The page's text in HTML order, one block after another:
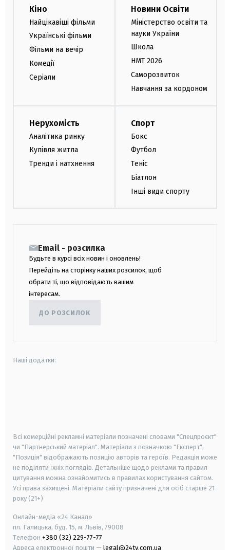
Кіно
Найцікавіші фільми
Українські фільми
Фільми на вечір
Комедії
Серіали
Новини Освіти
Міністерство освіти та
науки України
Школа
НМТ 2026
Саморозвиток
Навчання за кордоном
Нерухомість
Аналітика ринку
Купівля житла
Тренди і натхнення
Спорт
Бокс
Футбол
Теніс
Біатлон
Інші види спорту
Email - розсилка
Будьте в курсі всіх новин і оновлень!
Перейдіть на сторінку наших розсилок, щоб
обрати ті, що відповідають вашим
інтересам.
ДО РОЗСИЛОК
Наші додатки:
Всі комерційні рекламні матеріали позначені словами "Спецпроєкт"
чи "Партнерський матеріал". Матеріали з позначкою "Експерт",
"Позиція" відображають позицію авторів та героїв. Редакція може
не поділяти їхніх поглядів. Детальніше щодо реклами та правил
цитування можна ознайомитись в правилах користування сайтом.
Усі права захищені. Матеріали сайту призначені для осіб старше 21
року (21+)
Онлайн-медіа «24 Канал»
пл. Галицька, буд. 15, м. Львів, 79008
Телефон +380 (32) 229-77-77
Адреса електронної пошти — legal@24tv.com.ua